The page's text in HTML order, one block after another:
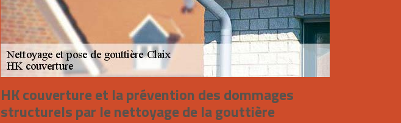
HK couverture et la prévention des dommages
structurels par le nettoyage de la gouttière